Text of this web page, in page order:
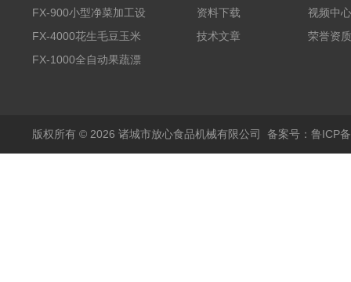
全自动气泡清洗机
FX-900小型净菜加工设
备野菜清洗机
FX-4000花生毛豆玉米
蒸煮漂烫机
FX-1000全自动果蔬漂
资料下载
技术文章
视频中心
荣誉资质
版权所有 © 2026 诸城市放心食品机械有限公司 备案号：鲁ICP